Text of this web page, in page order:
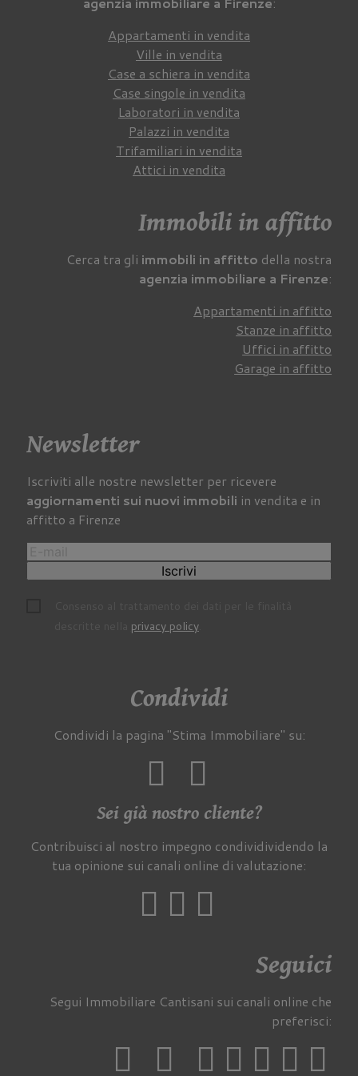
Appartamenti in vendita
Ville in vendita
Case a schiera in vendita
Case singole in vendita
Laboratori in vendita
Palazzi in vendita
Trifamiliari in vendita
Attici in vendita
Immobili in affitto
Cerca tra gli immobili in affitto della nostra
agenzia immobiliare a Firenze:
Appartamenti in affitto
Stanze in affitto
Uffici in affitto
Garage in affitto
Newsletter
Iscriviti alle nostre newsletter per ricevere
aggiornamenti sui nuovi immobili in vendita e in
affitto a Firenze
Iscrivi
privacy policy.
Condividi
Condividi la pagina "Stima Immobiliare" su:
Sei già nostro cliente?
Contribuisci al nostro impegno condividividendo la
tua opinione sui canali online di valutazione:
Seguici
Segui Immobiliare Cantisani sui canali online che
preferisci: